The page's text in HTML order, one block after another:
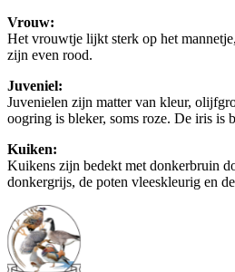
Vrouw:
Het vrouwtje lijkt sterk op het
zijn even rood.
Juveniel:
Juvenielen zijn matter van kleur,
oogring is bleker, soms roze. De iris is
Kuiken:
Kuikens zijn bedekt met donkerbruin
donkergrijs, de poten vleeskleurig en